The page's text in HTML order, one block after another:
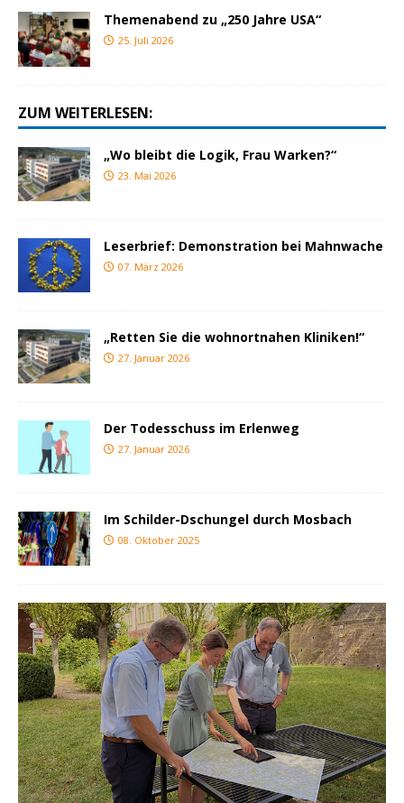
Themenabend zu „250 Jahre USA“
25. Juli 2026
ZUM WEITERLESEN:
„Wo bleibt die Logik, Frau Warken?“
23. Mai 2026
Leserbrief: Demonstration bei Mahnwache
07. März 2026
„Retten Sie die wohnortnahen Kliniken!“
27. Januar 2026
Der Todesschuss im Erlenweg
27. Januar 2026
Im Schilder-Dschungel durch Mosbach
08. Oktober 2025